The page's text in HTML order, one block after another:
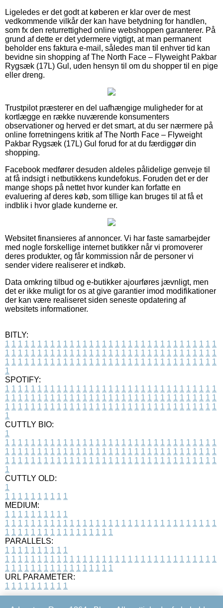
Ligeledes er det godt at køberen er klar over de mest
vedkommende vilkår der kan have betydning for handlen,
som fx den returrettighed online webshoppen garanterer. På
grund af dette er det ydermere vigtigt, at man permanent
beholder ens faktura e-mail, således man til enhver tid kan
bevidne sin shopping af The North Face – Flyweight Pakbar
Rygsæk (17L) Gul, uden hensyn til om du shopper til en pige
eller dreng.
Trustpilot præsterer en del uafhængige muligheder for at
kortlægge en række nuværende konsumenters
observationer og herved er det smart, at du ser nærmere på
online forretningens kritik af The North Face – Flyweight
Pakbar Rygsæk (17L) Gul forud for at du færdiggør din
shopping.
Facebook medfører desuden aldeles pålidelige genveje til
at få indsigt i netbutikkens kundefokus. Foruden det er der
mange shops på nettet hvor kunder kan forfatte en
evaluering af deres køb, som tillige kan bruges til at få et
indblik i hvor glade kunderne er.
Websitet finansieres af annoncer. Vi har faste samarbejder
med nogle forskellige internet butikker når vi promoverer
deres produkter, og får kommission når de personer vi
sender videre realiserer et indkøb.
Data omkring tilbud og e-butikker ajourføres jævnligt, men
det er ikke muligt for os at give garantier imod modifikationer
der kan være realiseret siden seneste opdatering af
websitets informationer.
BITLY:
1 1 1 1 1 1 1 1 1 1 1 1 1 1 1 1 1 1 1 1 1 1 1 1 1 1 1 1 1 1 1 1 1
1 1 1 1 1 1 1 1 1 1 1 1 1 1 1 1 1 1 1 1 1 1 1 1 1 1 1 1 1 1 1 1 1
1 1 1 1 1 1 1 1 1 1 1 1 1 1 1 1 1 1 1 1 1 1 1 1 1 1 1 1 1 1 1 1 1
1
SPOTIFY:
1 1 1 1 1 1 1 1 1 1 1 1 1 1 1 1 1 1 1 1 1 1 1 1 1 1 1 1 1 1 1 1 1
1 1 1 1 1 1 1 1 1 1 1 1 1 1 1 1 1 1 1 1 1 1 1 1 1 1 1 1 1 1 1 1 1
1 1 1 1 1 1 1 1 1 1 1 1 1 1 1 1 1 1 1 1 1 1 1 1 1 1 1 1 1 1 1 1 1
1
CUTTLY BIO:
1
1 1 1 1 1 1 1 1 1 1 1 1 1 1 1 1 1 1 1 1 1 1 1 1 1 1 1 1 1 1 1 1 1
1 1 1 1 1 1 1 1 1 1 1 1 1 1 1 1 1 1 1 1 1 1 1 1 1 1 1 1 1 1 1 1 1
1 1 1 1 1 1 1 1 1 1 1 1 1 1 1 1 1 1 1 1 1 1 1 1 1 1 1 1 1 1 1 1 1
1
CUTTLY OLD:
1
1 1 1 1 1 1 1 1 1 1
MEDIUM:
1 1 1 1 1 1 1 1 1 1
1 1 1 1 1 1 1 1 1 1 1 1 1 1 1 1 1 1 1 1 1 1 1 1 1 1 1 1 1 1 1 1 1
1 1 1 1 1 1 1 1 1 1 1 1 1 1 1 1 1
PARALLELS:
1 1 1 1 1 1 1 1 1 1
1 1 1 1 1 1 1 1 1 1 1 1 1 1 1 1 1 1 1 1 1 1 1 1 1 1 1 1 1 1 1 1 1
1 1 1 1 1 1 1 1 1 1 1 1 1 1 1 1 1
URL PARAMETER:
1 1 1 1 1 1 1 1 1 1